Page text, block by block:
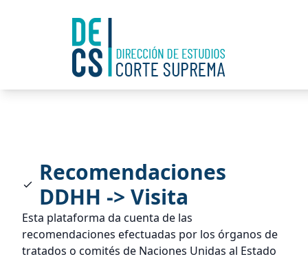
Recomendaciones
DDHH -> Visita
Esta plataforma da cuenta de las
recomendaciones efectuadas por los órganos de
tratados o comités de Naciones Unidas al Estado